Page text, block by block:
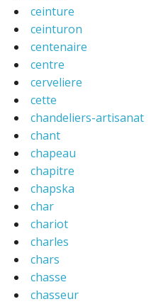
ceinture
ceinturon
centenaire
centre
cerveliere
cette
chandeliers-artisanat
chant
chapeau
chapitre
chapska
char
chariot
charles
chars
chasse
chasseur